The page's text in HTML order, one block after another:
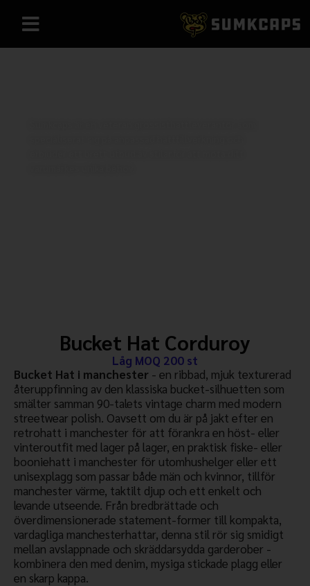
Bucket Hat Corduroy
Låg MOQ 200 st
Bucket Hat i manchester - en ribbad, mjuk texturerad
återuppfinning av den klassiska bucket-silhuetten som
smälter samman 90-talets vintage charm med modern
streetwear polish. Oavsett om du är på jakt efter en
retrohatt i manchester för att förankra en höst- eller
vinteroutfit med lager på lager, en praktisk fiske- eller
booniehatt i manchester för utomhushelger eller ett
unisexplagg som passar både män och kvinnor, tillför
manchester värme, taktilt djup och ett enkelt och
levande utseende. Från bredbrättade och
överdimensionerade statement-former till kompakta,
vardagliga manchesterhattar, denna stil rör sig smidigt
mellan avslappnade och skräddarsydda garderober -
kombinera den med denim, mysiga stickade plagg eller
en skarp kappa.